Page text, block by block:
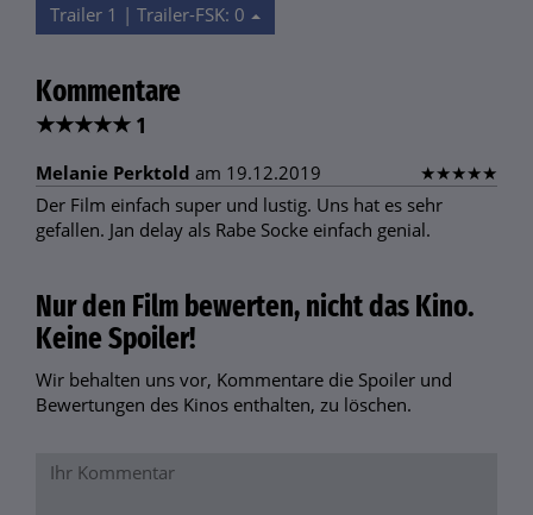
Trailer 1 | Trailer-FSK: 0
Kommentare
★★★★★ 1
Melanie Perktold am 19.12.2019 ★★★★★
Der Film einfach super und lustig. Uns hat es sehr
gefallen. Jan delay als Rabe Socke einfach genial.
Nur den Film bewerten, nicht das Kino.
Keine Spoiler!
Wir behalten uns vor, Kommentare die Spoiler und
Bewertungen des Kinos enthalten, zu löschen.